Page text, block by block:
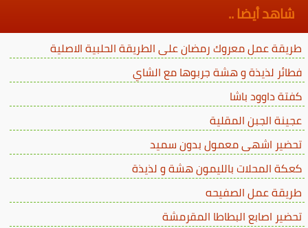
شاهد أيضا ..
طريقة عمل معروك رمضان على الطريقة الحلبية الاصلية
فطائر لذيذة و هشة جربوها مع الشاي
كفتة داوود باشا
عجينة الجبن المقلية
تحضير اشهى معمول بدون سميد
كعكة المحلات بالليمون هشة و لذيذة
طريقة عمل الصفيحه
تحضير اصابع البطاطا المقرمشة